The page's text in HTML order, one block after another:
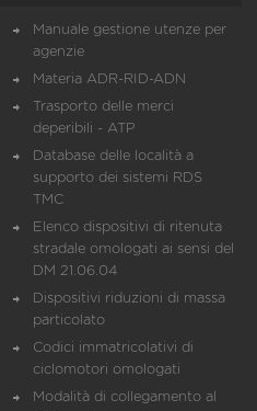
Manuale gestione utenze per
agenzie
Materia ADR-RID-ADN
Trasporto delle merci
deperibili - ATP
Database delle località a
supporto dei sistemi RDS
TMC
Elenco dispositivi di ritenuta
stradale omologati ai sensi del
DM 21.06.04
Dispositivi riduzioni di massa
particolato
Codici immatricolativi di
ciclomotori omologati
Modalità di collegamento al